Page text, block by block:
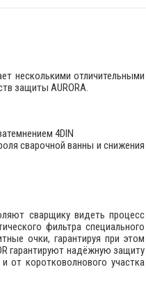
несколькими отличительными
защиты AURORA.
4DIN
сварочной ванны и снижения
сварщику видеть процесс
фильтра специального
очки, гарантируя при этом
гарантируют надёжную защиту
от коротковолнового участка